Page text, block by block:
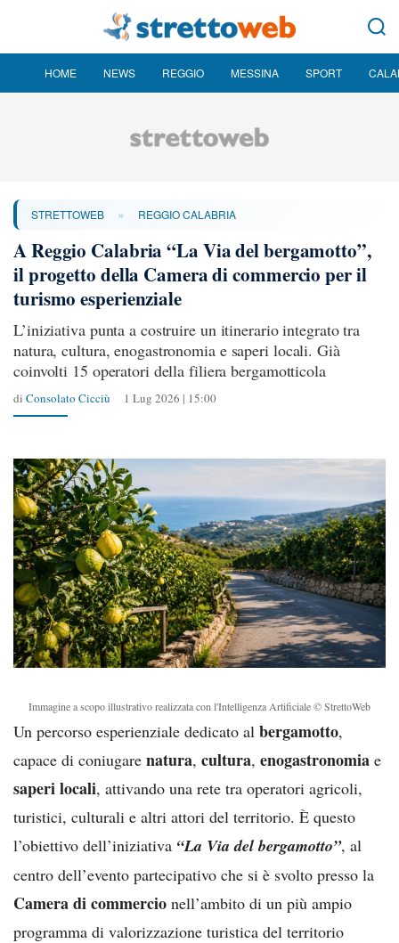
HOME NEWS REGGIO MESSINA SPORT
STRETTOWEB » REGGIO CALABRIA
A Reggio Calabria “La Via del bergamotto”,
il progetto della Camera di commercio per il
turismo esperienziale
L’iniziativa punta a costruire un itinerario integrato tra
natura, cultura, enogastronomia e saperi locali. Già
coinvolti 15 operatori della filiera bergamotticola
di Consolato Cicciù 1 Lug 2026 | 15:00
Immagine a scopo illustrativo realizzata con l'Intelligenza Artificiale © StrettoWeb
Un percorso esperienziale dedicato al bergamotto,
capace di coniugare natura, cultura, enogastronomia e
saperi locali, attivando una rete tra operatori agricoli,
turistici, culturali e altri attori del territorio. È questo
l’obiettivo dell’iniziativa “La Via del bergamotto”, al
centro dell’evento partecipativo che si è svolto presso la
Camera di commercio nell’ambito di un più ampio
programma di valorizzazione turistica del territorio